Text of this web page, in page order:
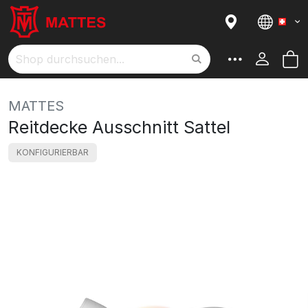
Suche
MATTES
Reitdecke Ausschnitt Sattel
KONFIGURIERBAR